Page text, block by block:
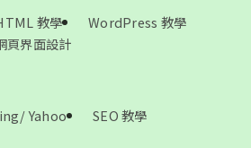
教學
WordPress 教學
頁界面設計
Yahoo SEO 教學